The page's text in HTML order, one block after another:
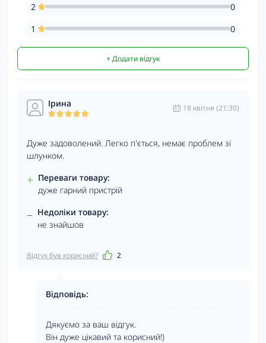
2
0
1
0
+ Додати відгук
Ірина 18 квітня (21:30)
Дуже задоволений. Легко п'ється, немає проблем зі
шлунком.
+ Переваги товару:
дуже гарний пристрій
– Недоліки товару:
не знайшов
Відгук був корисний? 2
Відповідь:
Дякуємо за ваш відгук.
Він дуже цікавий та корисний!)